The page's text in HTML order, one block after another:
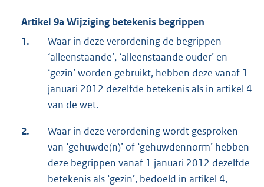
Artikel 9a Wijziging betekenis begrippen
1.
Waar in deze verordening de begrippen
‘alleenstaande’, ‘alleenstaande ouder’ en
‘gezin’ worden gebruikt, hebben deze vanaf 1
januari 2012 dezelfde betekenis als in artikel 4
van de wet.
2.
Waar in deze verordening wordt gesproken
van ‘gehuwde(n)’ of ‘gehuwdennorm’ hebben
deze begrippen vanaf 1 januari 2012 dezelfde
betekenis als ‘gezin’, bedoeld in artikel 4,